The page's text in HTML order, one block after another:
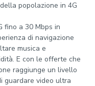
popolazione in 4G
fino a 30 Mbps in
di navigazione
musica e
E con le offerte che
raggiunge un livello
guardare video ultra